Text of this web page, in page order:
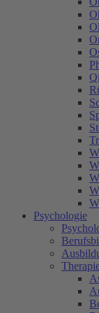
Psychologie